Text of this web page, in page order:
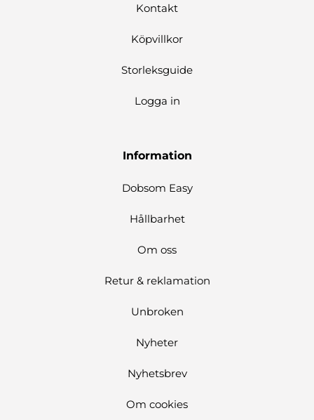
Kontakt
Köpvillkor
Storleksguide
Logga in
Information
Dobsom Easy
Hållbarhet
Om oss
Retur & reklamation
Unbroken
Nyheter
Nyhetsbrev
Om cookies